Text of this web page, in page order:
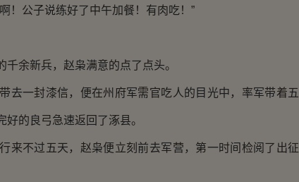
公子说练好了中午加餐！有肉吃！”
余新兵，赵枭满意的点了点头。
一封漆信，便在州府军需官吃人的目光中，率军带着五
的良弓急速返回了涿县。
不过五天，赵枭便立刻前去军营，第一时间检阅了出征